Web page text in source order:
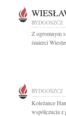
BYDGOSZCZ
Z ogromnym
śmierci
BYDGOSZCZ
Koleżance
współczucia